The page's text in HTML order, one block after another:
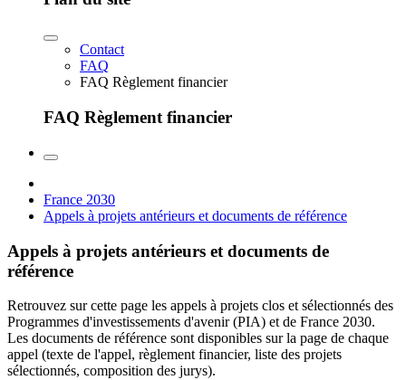
Contact
FAQ
FAQ Règlement financier
FAQ Règlement financier
France 2030
Appels à projets antérieurs et documents de référence
Appels à projets antérieurs et documents de
référence
Retrouvez sur cette page les appels à projets clos et sélectionnés des
Programmes d'investissements d'avenir (PIA) et de France 2030.
Les documents de référence sont disponibles sur la page de chaque
appel (texte de l'appel, règlement financier, liste des projets
sélectionnés, composition des jurys).